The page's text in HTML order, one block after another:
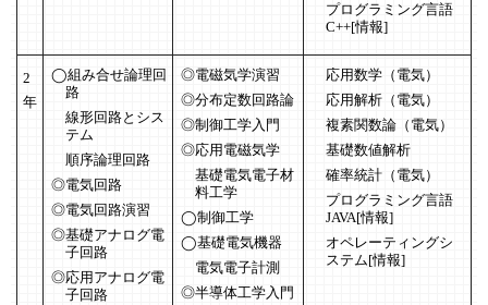
プログラミング言語
C++[情報]
2
年
組み合せ論理回
路
線形回路とシス
テム
順序論理回路
電気回路
電気回路演習
基礎アナログ電
子回路
応用アナログ電
子回路
電磁気学演習
分布定数回路論
制御工学入門
応用電磁気学
基礎電気電子材
料工学
制御工学
基礎電気機器
電気電子計測
半導体工学入門
応用数学（電気）
応用解析（電気）
複素関数論（電気）
基礎数値解析
確率統計（電気）
プログラミング言語
JAVA[情報]
オペレーティングシ
ステム[情報]